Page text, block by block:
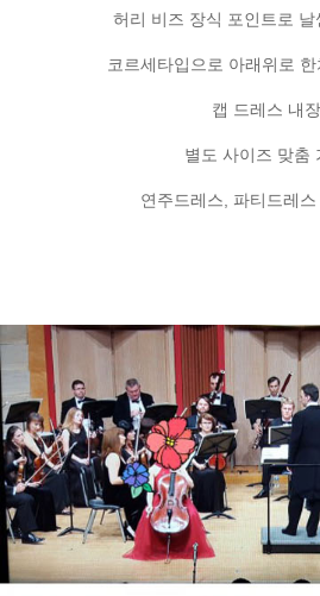
허리 비즈 장식 포인트로 날
코르세타입으로 아래위로
캡 드레스 내장
별도 사이즈 맞춤
연주드레스, 파티드레스